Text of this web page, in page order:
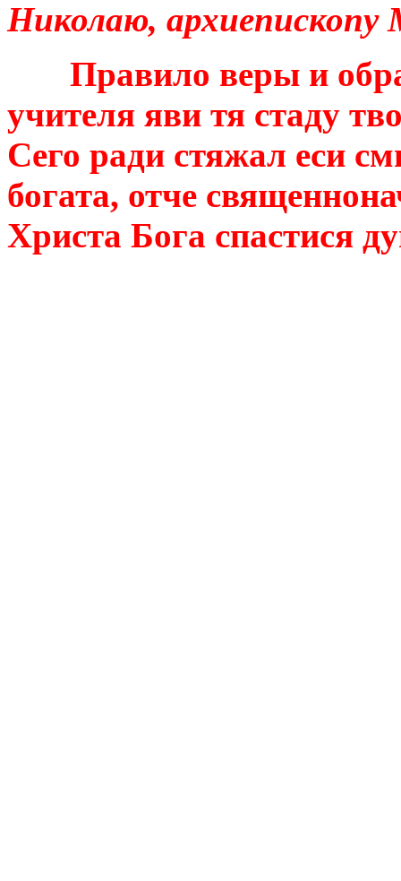
Николаю, архиепископу
Правило веры и
учителя яви тя стаду
Сего ради стяжал еси
богата, отче
Христа Бога спастися